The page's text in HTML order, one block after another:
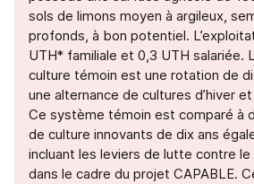
sols de limons moyen à argileux,
profonds, à bon potentiel.
UTH* familiale et 0,3 UTH salariée.
culture témoin est une rotation de
une alternance de cultures d’hiver
Ce système témoin est comparé à
de culture innovants de dix ans
incluant les leviers de lutte contre
dans le cadre du projet CAPABLE.